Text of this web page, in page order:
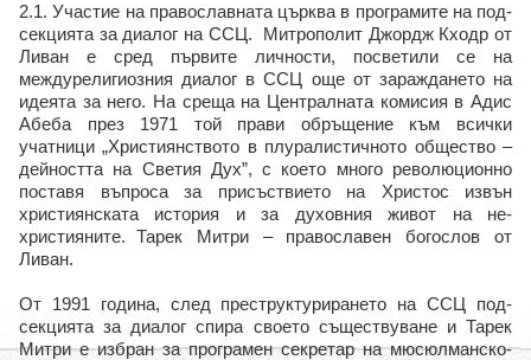
2.1. Участие на православната църква в програмите на под-
секцията за диалог на ССЦ. Митрополит Джордж Кходр от
Ливан е сред първите личности, посветили се на
междурелигиозния диалог в ССЦ още от зараждането на
идеята за него. На среща на Централната комисия в Адис
Абеба през 1971 той прави обръщение към всички
учатници „Християнството в плуралистичното общество –
дейността на Светия Дух”, с което много революционно
поставя въпроса за присъствието на Христос извън
християнската история и за духовния живот на не-
християните. Тарек Митри – православен богослов от
Ливан.
От 1991 година, след преструктурирането на ССЦ под-
секцията за диалог спира своето съществуване и Тарек
Митри е избран за програмен секретар на мюсюлманско-